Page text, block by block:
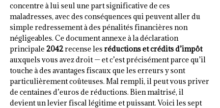
concentre à lui seul une part significative de ces
maladresses, avec des conséquences qui peuvent aller du
simple redressement à des pénalités financières non
négligeables. Ce document annexe à la déclaration
principale 2042recense les réductions et crédits d’impôt
auxquels vous avez droit — et c’est précisément parce qu’il
touche à des avantages fiscaux que les erreurs y sont
particulièrement coûteuses. Mal rempli, il peut vous priver
de centaines d’euros de réductions. Bien maîtrisé, il
devient un levier fiscal légitime et puissant. Voici les sept